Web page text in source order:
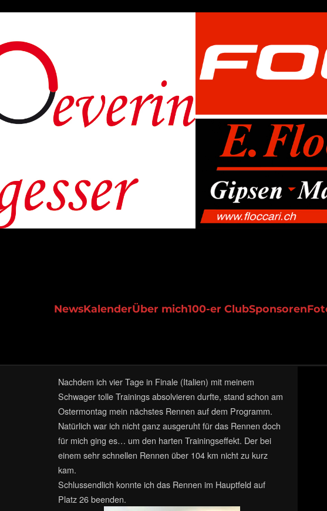
NewsKalenderÜber mich100-er ClubSponsoren
Nachdem ich vier Tage in Finale (Italien) mit meinem
Schwager tolle Trainings absolvieren durfte, stand schon am
Ostermontag mein nächstes Rennen auf dem Programm.
Natürlich war ich nicht ganz ausgeruht für das Rennen doch
für mich ging es… um den harten Trainingseffekt. Der bei
einem sehr schnellen Rennen über 104 km nicht zu kurz
kam.
Schlussendlich konnte ich das Rennen im Hauptfeld auf
Platz 26 beenden.